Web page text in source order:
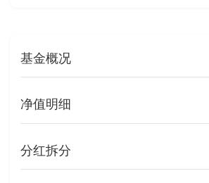
基金概况
净值明细
分红拆分